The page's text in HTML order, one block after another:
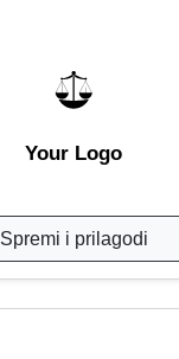
Your Logo
Spremi i prilagodi